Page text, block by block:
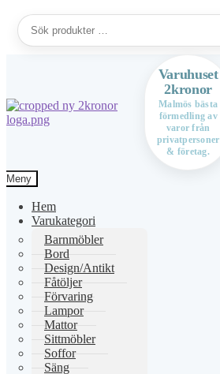
Sök
efter:
Hoppa
Hoppa
Varuhuset
2kronor
Malmös bästa
förmedling av
varor från
privatpersoner
& företag.
Meny
Hem
Varukategori
Barnmöbler
Bord
Design/Antikt
Fåtöljer
Förvaring
Lampor
Mattor
Sittmöbler
Soffor
Säng